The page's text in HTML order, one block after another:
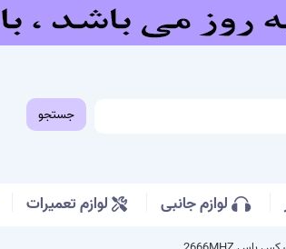
جستجو
لوازم جانبی لوازم تعمیرات